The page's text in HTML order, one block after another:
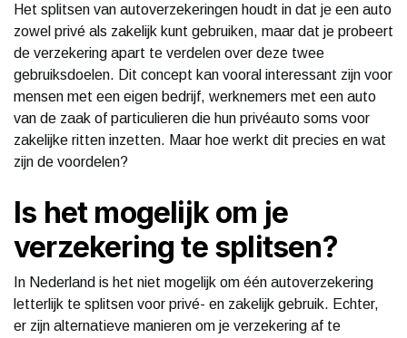
Het splitsen van autoverzekeringen houdt in dat je een auto
zowel privé als zakelijk kunt gebruiken, maar dat je probeert
de verzekering apart te verdelen over deze twee
gebruiksdoelen. Dit concept kan vooral interessant zijn voor
mensen met een eigen bedrijf, werknemers met een auto
van de zaak of particulieren die hun privéauto soms voor
zakelijke ritten inzetten. Maar hoe werkt dit precies en wat
zijn de voordelen?
Is het mogelijk om je
verzekering te splitsen?
In Nederland is het niet mogelijk om één autoverzekering
letterlijk te splitsen voor privé- en zakelijk gebruik. Echter,
er zijn alternatieve manieren om je verzekering af te